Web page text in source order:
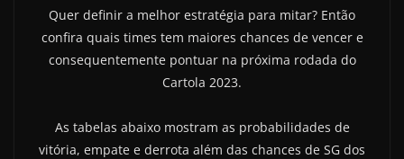
Quer definir a melhor estratégia para mitar? Então
confira quais times tem maiores chances de vencer e
consequentemente pontuar na próxima rodada do
Cartola 2023.
As tabelas abaixo mostram as probabilidades de
vitória, empate e derrota além das chances de SG dos